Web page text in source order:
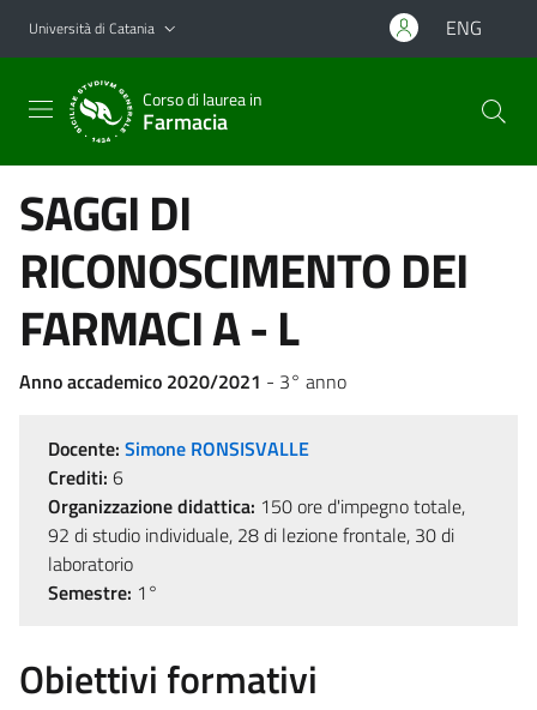
Vai al contenuto principale
Vai al menu di navigazione
Università di Catania ENG
Corso di laurea in
Farmacia
SAGGI DI
RICONOSCIMENTO DEI
FARMACI A - L
Anno accademico 2020/2021 - 3° anno
Docente: Simone RONSISVALLE
Crediti: 6
Organizzazione didattica: 150 ore d'impegno totale,
92 di studio individuale, 28 di lezione frontale, 30 di
laboratorio
Semestre: 1°
Obiettivi formativi